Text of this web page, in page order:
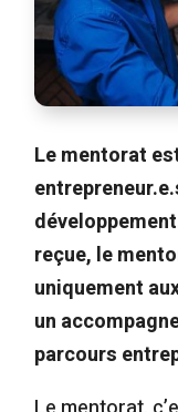
Le mentorat
reçue, le
uniquement
un
parcours